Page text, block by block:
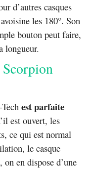
d’autres casques
les 180°. Son
bouton peut faire,
longueur.
est parfaite
est ouvert, les
ce qui est normal
le casque
en dispose d’une